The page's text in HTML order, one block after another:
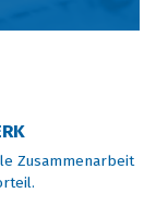
Zusammenarbeit